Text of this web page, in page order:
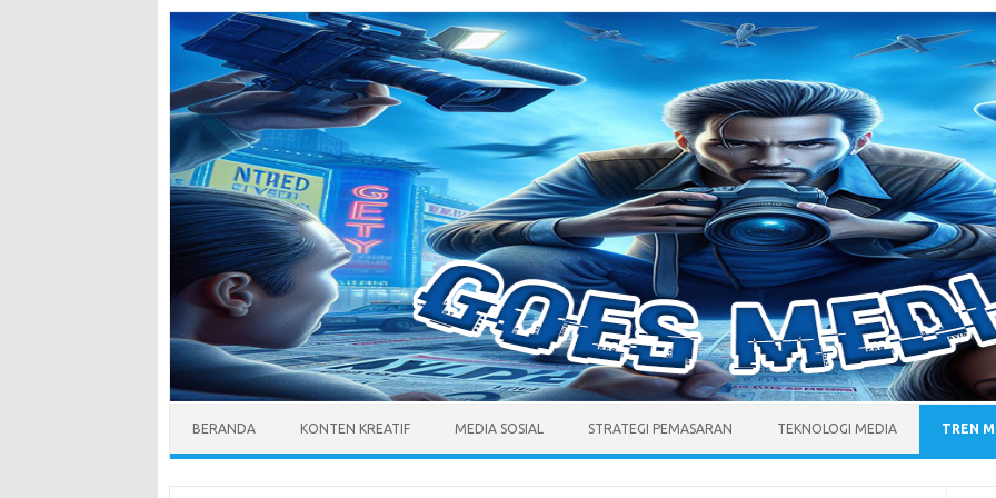
Skip
to
content
BERANDA KONTEN KREATIF MEDIA SOSIAL STRATEGI PEMASARAN TEKNOLOGI MEDIA TREN